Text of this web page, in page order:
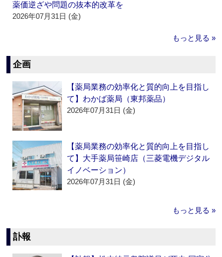
薬価逆ざや問題の抜本的改革を
2026年07月31日 (金)
もっと見る »
企画
【薬局業務の効率化と質的向上を目指し
て】わかば薬局（東邦薬品）
2026年07月31日 (金)
【薬局業務の効率化と質的向上を目指し
て】大手薬局笹崎店（三菱電機デジタル
イノベーション）
2026年07月31日 (金)
もっと見る »
訃報